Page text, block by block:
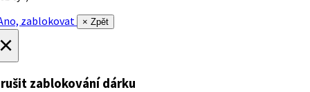
zablokovat
× Zpět
zablokování dárku